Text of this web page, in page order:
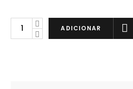
Jobe
ADICIONAR